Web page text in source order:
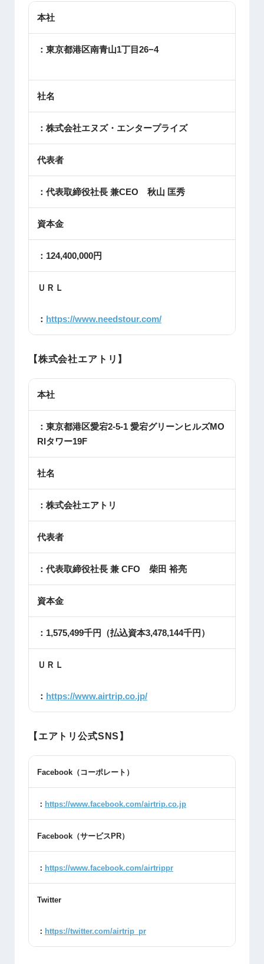
本社
：東京都港区南青山1丁目26−4
社名
：株式会社エヌズ・エンタープライズ
代表者
：代表取締役社長 兼CEO 秋山 匡秀
資本金
：124,400,000円
ＵＲＬ
： https://www.needstour.com/
【株式会社エアトリ】
本社
：東京都港区愛宕2-5-1 愛宕グリーンヒルズMO
RIタワー19F
社名
：株式会社エアトリ
代表者
：代表取締役社長 兼 CFO 柴田 裕亮
資本金
：1,575,499千円（払込資本3,478,144千円）
ＵＲＬ
： https://www.airtrip.co.jp/
【エアトリ公式SNS】
Facebook （コーポレート）
： https://www.facebook.com/airtrip.co.jp
Facebook （サービスPR）
： https://www.facebook.com/airtrippr
Twitter
： https://twitter.com/airtrip_pr